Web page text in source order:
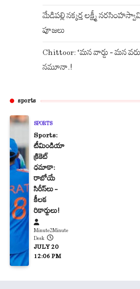
మేడిపల్లి నక్కర్త లక్ష్మీ
పూజలు
Chittoor: ‘మన వార్డు – మన
నమూనా.!
sports
SPORTS
Sports:
టీమిండియా
క్రికెట్
ధమాకా:
రాబోయే
సిరీస్‌లు –
కీలక
రికార్డులు!
Minute2Minute
Desk
JULY 20
12:06 PM